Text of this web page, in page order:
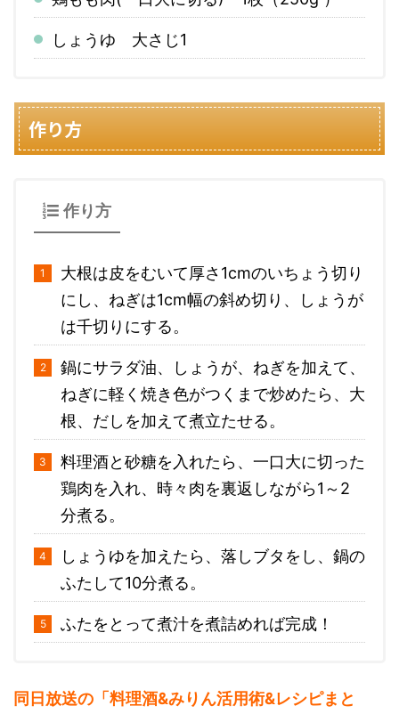
しょうゆ 大さじ1
作り方
作り方
大根は皮をむいて厚さ1cmのいちょう切り
にし、ねぎは1cm幅の斜め切り、しょうが
は千切りにする。
鍋にサラダ油、しょうが、ねぎを加えて、
ねぎに軽く焼き色がつくまで炒めたら、大
根、だしを加えて煮立たせる。
料理酒と砂糖を入れたら、一口大に切った
鶏肉を入れ、時々肉を裏返しながら1～2
分煮る。
しょうゆを加えたら、落しブタをし、鍋の
ふたして10分煮る。
ふたをとって煮汁を煮詰めれば完成！
同日放送の「料理酒&みりん活用術&レシピまと